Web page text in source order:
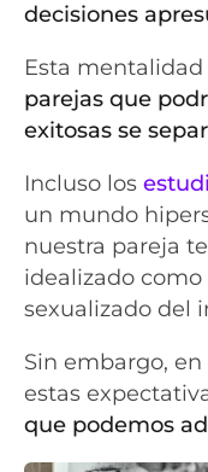
decisiones
Esta
parejas que
exitosas se
Incluso los
un mundo
nuestra pareja
idealizado
sexualizado del
Sin embargo,
estas
que podemos